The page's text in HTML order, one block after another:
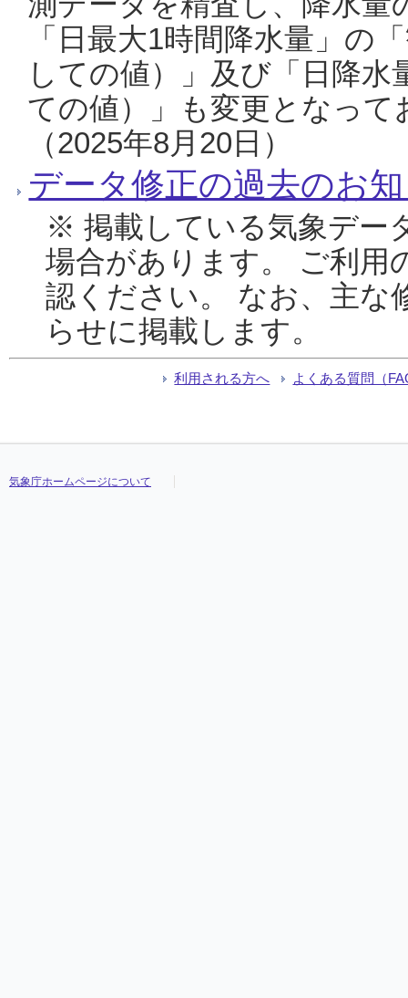
「日最大1時間降水量」の
しての値）」及び「日降
ての値）」も変更となっ
（2025年8月20日）
データ修正の過去のお
※ 掲載している気象デー
場合があります。 ご利用
認ください。 なお、主な
らせに掲載します。
利用される方へ よくある質問（
気象庁ホームページについて